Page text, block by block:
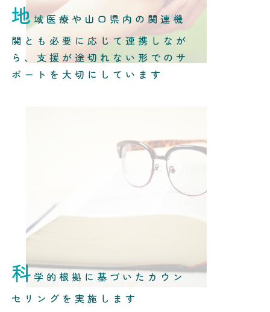
地 域医療や山口県内の関連機
関とも必要に応じて連携しなが
ら、支援が途切れない形でのサ
ポートを大切にしています
科学的根拠に基づいたカウン
セリングを実施します